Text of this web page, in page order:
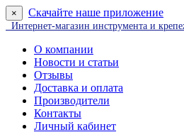
× Скачайте наше приложение
Интернет-магазин инструмента и
О компании
Новости и статьи
Отзывы
Доставка и оплата
Производители
Контакты
Личный кабинет